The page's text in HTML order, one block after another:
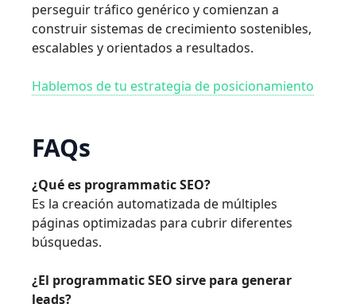
perseguir tráfico genérico y comienzan a
construir sistemas de crecimiento sostenibles,
escalables y orientados a resultados.
Hablemos de tu estrategia de posicionamiento
FAQs
¿Qué es programmatic SEO?
Es la creación automatizada de múltiples
páginas optimizadas para cubrir diferentes
búsquedas.
¿El programmatic SEO sirve para generar
leads?